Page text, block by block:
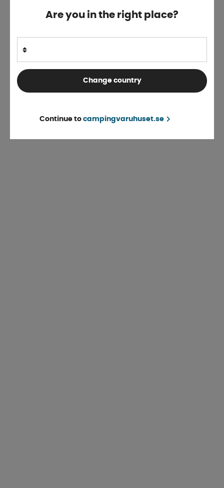
1 .. 69 70 71 72 73 74 75 76 77
Are you in the right place?
Change country
Continue to campingvaruhuset.se